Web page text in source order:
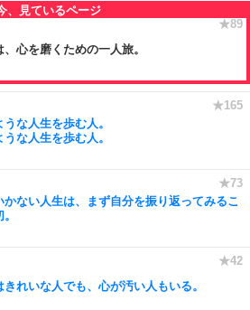
、心を磨くための一人旅。
うな人生を歩む人。
な人生を歩む人。
かない人生は、まず自分を振り返ってみるこ
きれいな人でも、心が汚い人もいる。